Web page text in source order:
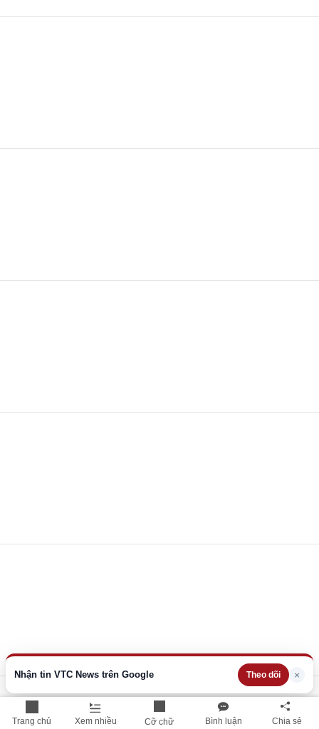
Trang chủ Xem nhiều Cỡ chữ Bình luận Chia sẻ
Nhận tin VTC News trên Google Theo dõi ×